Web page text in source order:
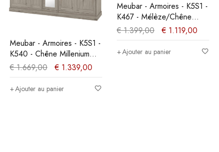
Meubar - Armoires - K5S1 -
K540 - Chêne Millenium
clair - 259x213x61cm
€1.669,00 € 1.339,00
Ajouter au panier
Meubar - Armoires - K5S1 -
K467 - Mélèze/Chêne
cristal marron clair -
259x213x61cm
€1.399,00 € 1.119,00
Ajouter au panier